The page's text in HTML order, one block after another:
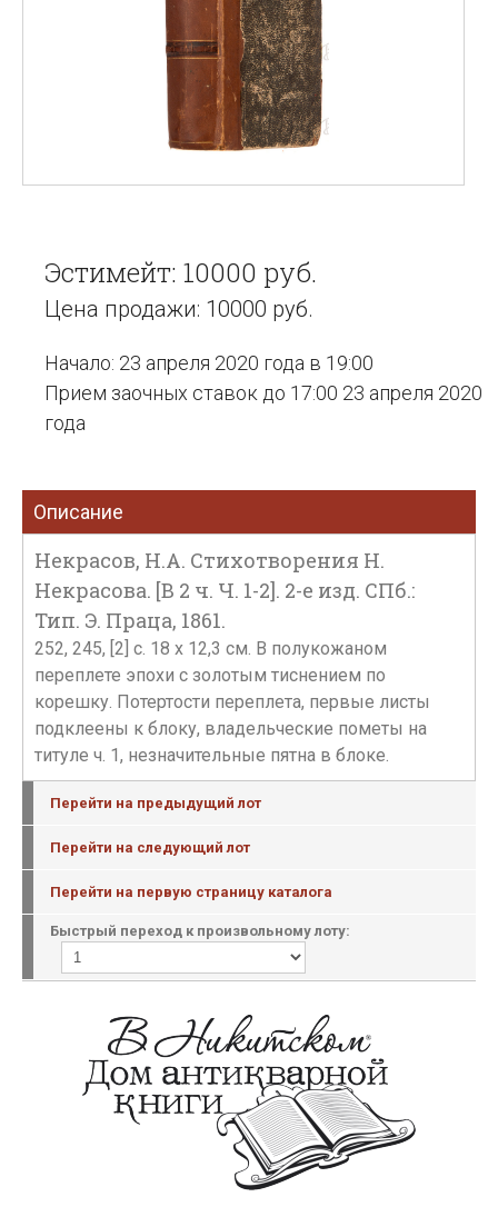
Эстимейт: 10000 руб.
Цена продажи: 10000 руб.
Начало: 23 апреля 2020 года в 19:00
Прием заочных ставок до 17:00 23 апреля 2020
года
Описание
Некрасов, Н.А. Стихотворения Н.
Некрасова. [В 2 ч. Ч. 1-2]. 2-е изд. СПб.:
Тип. Э. Праца, 1861.
252, 245, [2] с. 18 х 12,3 см. В полукожаном
переплете эпохи с золотым тиснением по
корешку. Потертости переплета, первые листы
подклеены к блоку, владельческие пометы на
титуле ч. 1, незначительные пятна в блоке.
Перейти на предыдущий лот
Перейти на следующий лот
Перейти на первую страницу каталога
Быстрый переход к произвольному лоту: